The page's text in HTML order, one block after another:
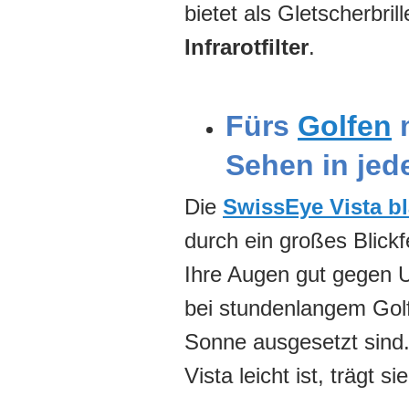
bietet als
Infrarotfilter.
Fürs Golfen
Sehen in
Die SwissEye Vista
durch ein großes
Ihre Augen gut gegen
bei stundenlangem
Sonne ausgesetzt
Vista leicht ist, trägt